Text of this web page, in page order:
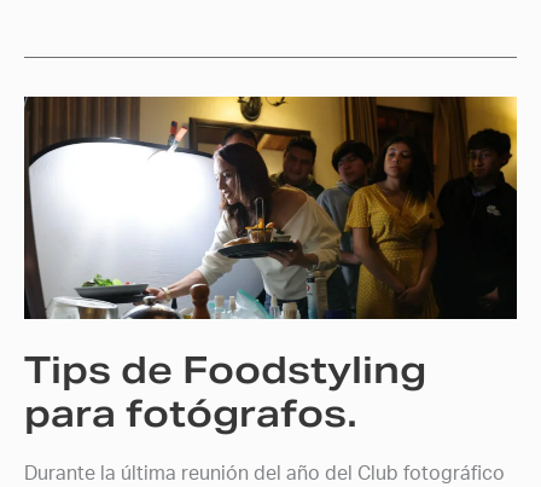
Tips de Foodstyling
para fotógrafos.
Durante la última reunión del año del Club fotográfico
Tips
Foodstyling
para
fotógrafos.